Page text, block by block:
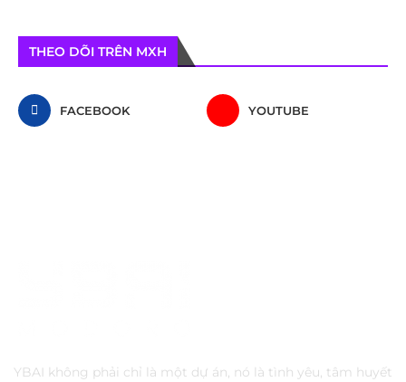
THEO DÕI TRÊN MXH
FACEBOOK YOUTUBE
YBAI không phải chỉ là một dự án, nó là tình yêu, tâm huyết